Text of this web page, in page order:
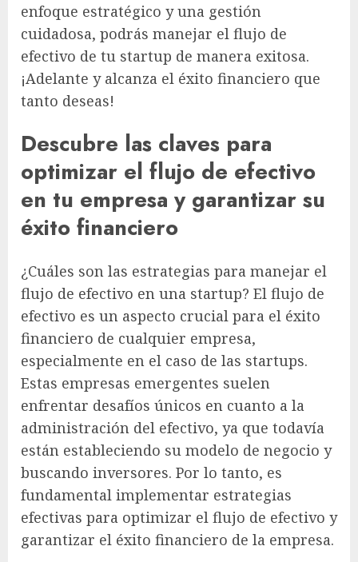
enfoque estratégico y una gestión
cuidadosa, podrás manejar el flujo de
efectivo de tu startup de manera exitosa.
¡Adelante y alcanza el éxito financiero que
tanto deseas!
Descubre las claves para
optimizar el flujo de efectivo
en tu empresa y garantizar su
éxito financiero
¿Cuáles son las estrategias para manejar el
flujo de efectivo en una startup? El flujo de
efectivo es un aspecto crucial para el éxito
financiero de cualquier empresa,
especialmente en el caso de las startups.
Estas empresas emergentes suelen
enfrentar desafíos únicos en cuanto a la
administración del efectivo, ya que todavía
están estableciendo su modelo de negocio y
buscando inversores. Por lo tanto, es
fundamental implementar estrategias
efectivas para optimizar el flujo de efectivo y
garantizar el éxito financiero de la empresa.